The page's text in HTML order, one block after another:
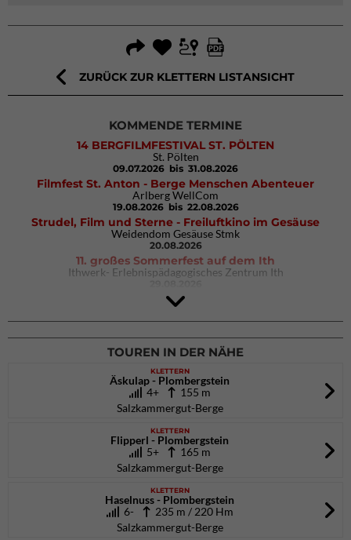
ZURÜCK ZUR KLETTERN LISTANSICHT
KOMMENDE TERMINE
14 BERGFILMFESTIVAL ST. PÖLTEN
St. Pölten
09.07.2026 bis 31.08.2026
Filmfest St. Anton - Berge Menschen Abenteuer
Arlberg WellCom
19.08.2026 bis 22.08.2026
Strudel, Film und Sterne - Freiluftkino im Gesäuse
Weidendom Gesäuse Stmk
20.08.2026
11. großes Sommerfest auf dem Ith
Ithwerk- Erlebnispädagogisches Zentrum Ith
4Blocs KIDS 2026
DAV Kletter- & Boulderzentrum München Süd (Thalkirchen)
26.09.2026
TOUREN IN DER NÄHE
KLETTERN
Äskulap - Plombergstein
4+ 155 m
Salzkammergut-Berge
KLETTERN
Flipperl - Plombergstein
5+ 165 m
Salzkammergut-Berge
KLETTERN
Haselnuss - Plombergstein
6- 235 m / 220 Hm
Salzkammergut-Berge